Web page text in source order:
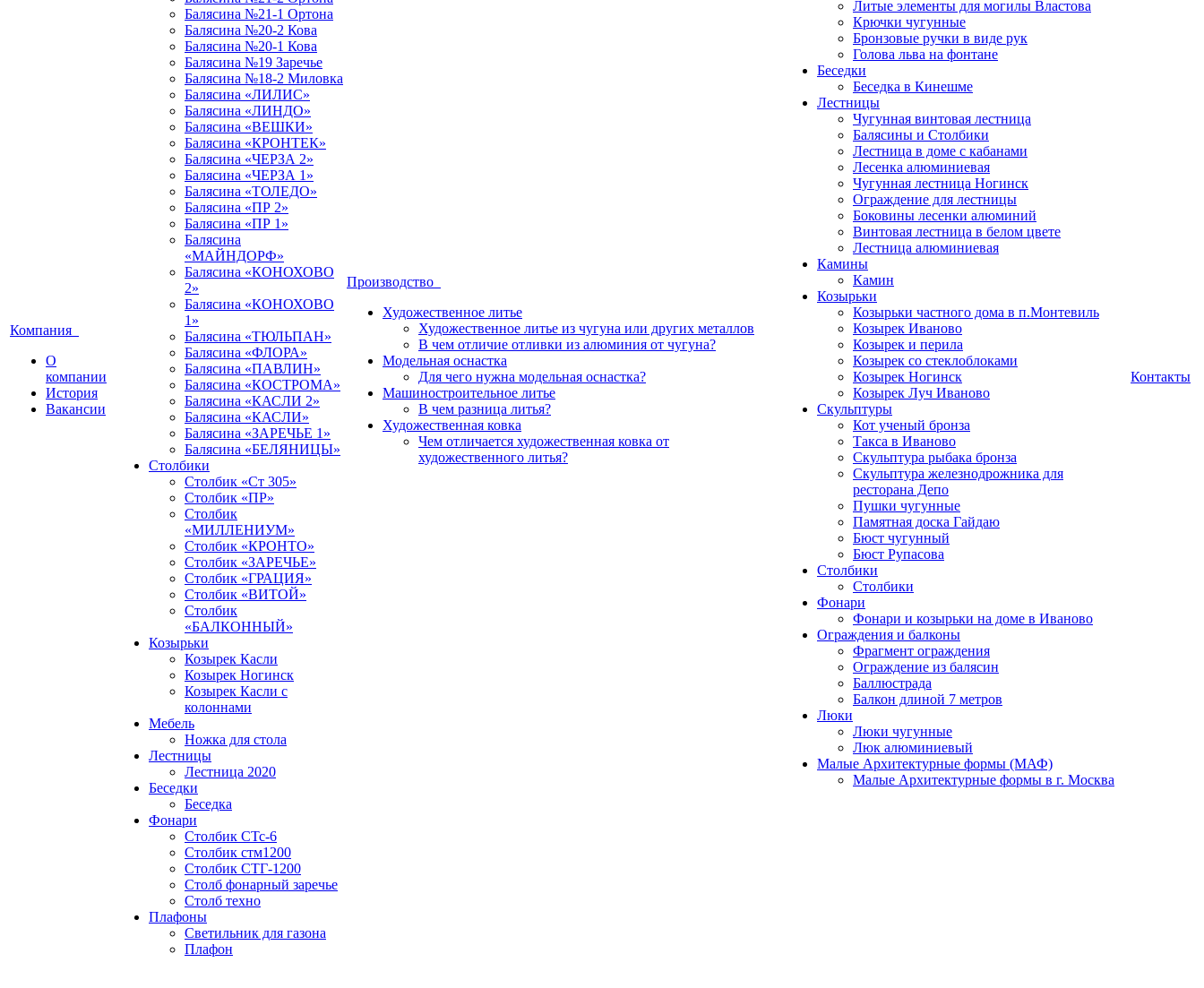
Компания
О
компании
История
Вакансии
Балясина №21-1 Ортона
Балясина №20-2 Кова
Балясина №20-1 Кова
Балясина №19 Заречье
Балясина №18-2 Миловка
Балясина «ЛИЛИС»
Балясина «ЛИНДО»
Балясина «ВЕШКИ»
Балясина «КРОНТЕК»
Балясина «ЧЕРЗА 2»
Балясина «ЧЕРЗА 1»
Балясина «ТОЛЕДО»
Балясина «ПР 2»
Балясина «ПР 1»
Балясина
«МАЙНДОРФ»
Балясина «КОНОХОВО
2»
Балясина «КОНОХОВО
1»
Балясина «ТЮЛЬПАН»
Балясина «ФЛОРА»
Балясина «ПАВЛИН»
Балясина «КОСТРОМА»
Балясина «КАСЛИ 2»
Балясина «КАСЛИ»
Балясина «ЗАРЕЧЬЕ 1»
Балясина «БЕЛЯНИЦЫ»
Столбики
Столбик «Ст 305»
Столбик «ПР»
Столбик
«МИЛЛЕНИУМ»
Столбик «КРОНТО»
Столбик «ЗАРЕЧЬЕ»
Столбик «ГРАЦИЯ»
Столбик «ВИТОЙ»
Столбик
«БАЛКОННЫЙ»
Козырьки
Козырек Касли
Козырек Ногинск
Козырек Касли с
колоннами
Мебель
Ножка для стола
Лестницы
Лестница 2020
Беседки
Беседка
Фонари
Столбик СТс-6
Столбик стм1200
Столбик СТГ-1200
Столб фонарный заречье
Столб техно
Плафоны
Светильник для газона
Плафон
Производство
Художественное литье
Художественное литье из чугуна или других металлов
В чем отличие отливки из алюминия от чугуна?
Модельная оснастка
Для чего нужна модельная оснастка?
Машиностроительное литье
В чем разница литья?
Художественная ковка
Чем отличается художественная ковка от
художественного литья?
Литые элементы для могилы Властова
Крючки чугунные
Бронзовые ручки в виде рук
Голова льва на фонтане
Беседки
Беседка в Кинешме
Лестницы
Чугунная винтовая лестница
Балясины и Столбики
Лестница в доме с кабанами
Лесенка алюминиевая
Чугунная лестница Ногинск
Ограждение для лестницы
Боковины лесенки алюминий
Винтовая лестница в белом цвете
Лестница алюминиевая
Камины
Камин
Козырьки
Козырьки частного дома в п.Монтевиль
Козырек Иваново
Козырек и перила
Козырек со стеклоблоками
Козырек Ногинск
Козырек Луч Иваново
Скульптуры
Кот ученый бронза
Такса в Иваново
Скульптура рыбака бронза
Скульптура железнодрожника для
ресторана Депо
Пушки чугунные
Памятная доска Гайдаю
Бюст чугунный
Бюст Рупасова
Столбики
Столбики
Фонари
Фонари и козырьки на доме в Иваново
Ограждения и балконы
Фрагмент ограждения
Ограждение из балясин
Баллюстрада
Балкон длиной 7 метров
Люки
Люки чугунные
Люк алюминиевый
Малые Архитектурные формы (МАФ)
Малые Архитектурные формы в г. Москва
Контакты